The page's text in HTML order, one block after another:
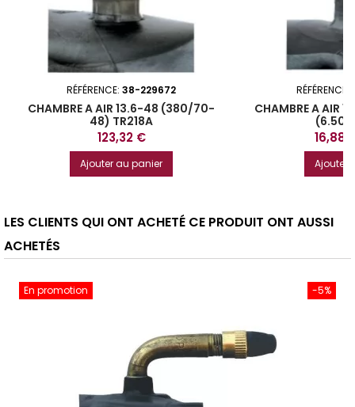
RÉFÉRENCE: 38-229672
CHAMBRE A AIR 13.6-48 (380/70-
48) TR218A
Prix
123,32 €
Ajouter au panier
RÉFÉRENCE:
CHAMBRE A AIR
(6.50-
Prix
16,88
Ajouter
LES CLIENTS QUI ONT ACHETÉ CE PRODUIT ONT AUSSI
ACHETÉS
-5%
En promotion